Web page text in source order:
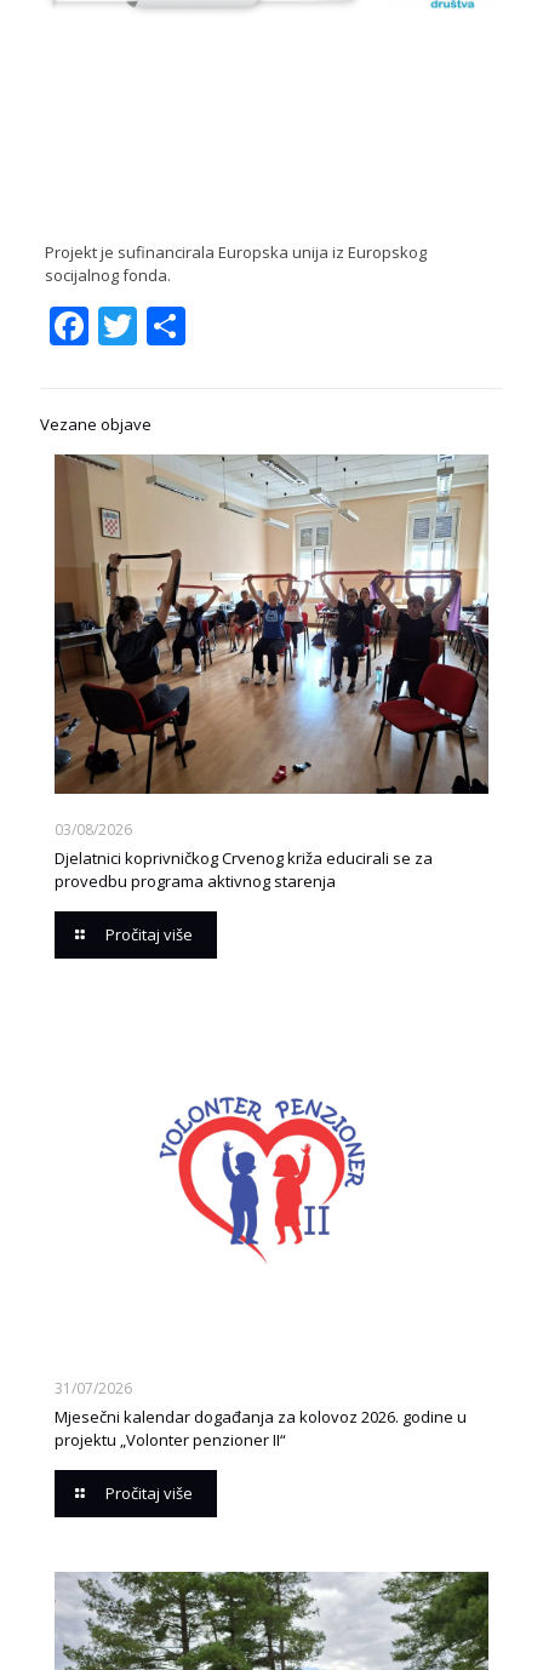
Projekt je sufinancirala Europska unija iz Europskog
socijalnog fonda.
Facebook
Twitter
Share
Vezane objave
03/08/2026
Djelatnici koprivničkog Crvenog križa educirali se za
provedbu programa aktivnog starenja
Pročitaj više
31/07/2026
Mjesečni kalendar događanja za kolovoz 2026. godine u
projektu „Volonter penzioner II“
Pročitaj više